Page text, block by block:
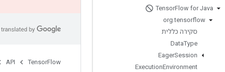
TensorFlow for Java
org.tensorflow
סקירה כללית
DataType
EagerSession
ExecutionEnvironment
TensorFlow
API